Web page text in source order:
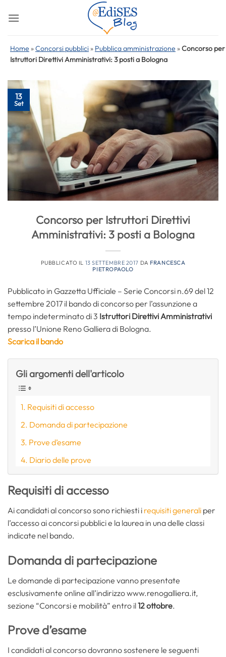
Home »Concorsi pubblici » Pubblica amministrazione »Concorso per
Istruttori Direttivi Amministrativi: 3 posti a Bologna
13
Set
Concorso per Istruttori Direttivi
Amministrativi: 3 posti a Bologna
PUBBLICATO IL 13 SETTEMBRE 2017 DA FRANCESCA
PIETROPAOLO
Pubblicato in Gazzetta Ufficiale – Serie Concorsi n.69 del 12
settembre 2017 il bando di concorso per l’assunzione a
tempo indeterminato di 3 Istruttori Direttivi Amministrativi
presso l’Unione Reno Galliera di Bologna.
Scarica il bando
Gli argomenti dell'articolo
Requisiti di accesso
Domanda di partecipazione
Prove d’esame
Diario delle prove
Requisiti di accesso
Ai candidati al concorso sono richiesti i requisiti generali per
l’accesso ai concorsi pubblici e la laurea in una delle classi
indicate nel bando.
Domanda di partecipazione
Le domande di partecipazione vanno presentate
esclusivamente online all’indirizzo www.renogalliera.it,
sezione “Concorsi e mobilità” entro il12 ottobre.
Prove d’esame
I candidati al concorso dovranno sostenere le seguenti